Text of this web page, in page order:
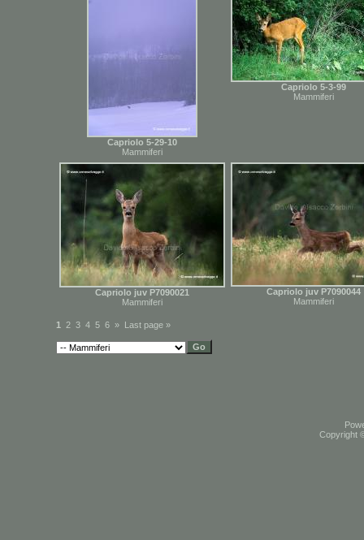
Capriolo 5-29-10
Mammiferi
Capriolo 5-3-99
Mammiferi
Capriolo juv P7090021
Mammiferi
Capriolo juv P7090044
Mammiferi
1 2 3 4 5 6 » Last page »
Copyright